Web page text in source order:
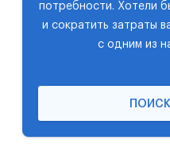
потребности. Хотели
и сократить затраты
с одним из